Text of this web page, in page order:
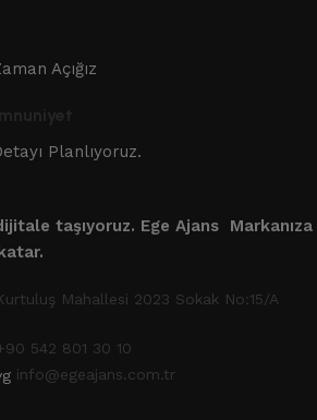
Açığız
Planlıyoruz.
taşıyoruz. Ege Ajans Markanıza
Mahallesi 2023 Sokak No:15/A
542 801 30 10
info@egeajans.com.tr